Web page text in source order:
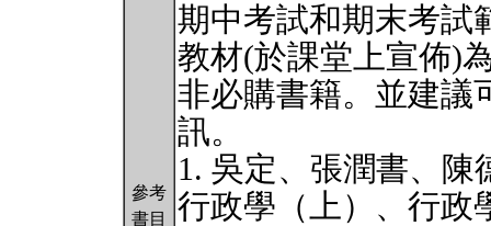
參考
書目
期中考試和期末考試
教材(於課堂上宣佈)
非必購書籍。並建議
訊。
1. 吳定、張潤書、陳
行政學（上）、行政